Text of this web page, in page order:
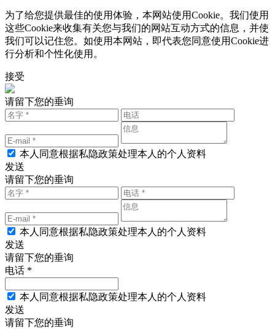
为了给您提供最佳的使用体验，本网站使用Cookie。我们使用
这些Cookie来收集有关您与我们的网站互动方式的信息，并使
我们可以记住您。如使用本网站，即代表您同意使用Cookie进
行分析和个性化使用。
接受
请留下您的垂询
本人同意根据私隐政策处理本人的个人资料
发送
请留下您的垂询
本人同意根据私隐政策处理本人的个人资料
发送
请留下您的垂询
电话 *
本人同意根据私隐政策处理本人的个人资料
发送
请留下您的垂询